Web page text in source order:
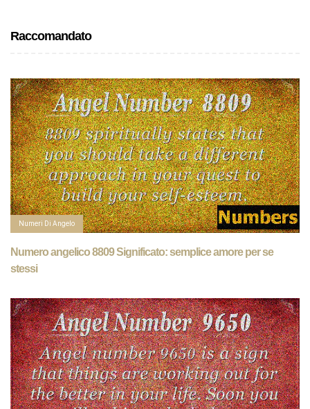
Raccomandato
Numeri Di Angelo
Numero angelico 8809 Significato: semplice amore per se
stessi